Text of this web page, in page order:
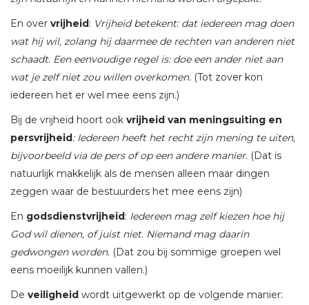
En over vrijheid: Vrijheid betekent: dat iedereen mag doen
wat hij wil, zolang hij daarmee de rechten van anderen niet
schaadt. Een eenvoudige regel is: doe een ander niet aan
wat je zelf niet zou willen overkomen. (Tot zover kon
iedereen het er wel mee eens zijn.)
Bij de vrijheid hoort ook vrijheid van meningsuiting en
persvrijheid: Iedereen heeft het recht zijn mening te uiten,
bijvoorbeeld via de pers of op een andere manier. (Dat is
natuurlijk makkelijk als de mensen alleen maar dingen
zeggen waar de bestuurders het mee eens zijn)
En godsdienstvrijheid: Iedereen mag zelf kiezen hoe hij
God wil dienen, of juist niet. Niemand mag daarin
gedwongen worden. (Dat zou bij sommige groepen wel
eens moeilijk kunnen vallen.)
De veiligheid wordt uitgewerkt op de volgende manier: